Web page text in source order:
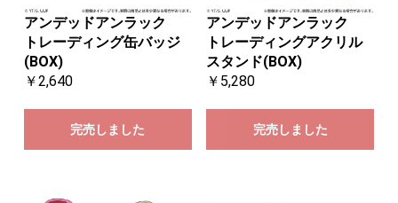
アンデッドアンラック
トレーディング缶バッジ
(BOX)
￥2,640
完売しました
アンデッドアンラック
トレーディングアクリル
スタンド(BOX)
￥5,280
完売しました